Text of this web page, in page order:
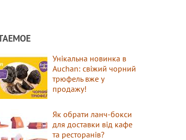
Унікальна новинка в
Auchan: свіжий чорний
трюфель вже у
продажу!
Як обрати ланч-бокси
для доставки від кафе
та ресторанів?